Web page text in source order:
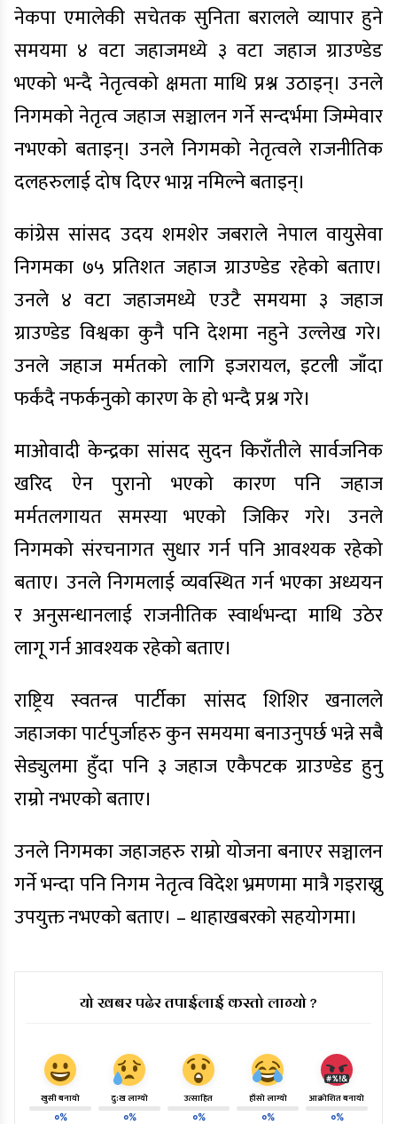
नेकपा एमालेकी सचेतक सुनिता बरालले व्यापार हुने
समयमा ४ वटा जहाजमध्ये ३ वटा जहाज ग्राउण्डेड
भएको भन्दै नेतृत्वको क्षमता माथि प्रश्न उठाइन्। उनले
निगमको नेतृत्व जहाज सञ्चालन गर्ने सन्दर्भमा जिम्मेवार
नभएको बताइन्। उनले निगमको नेतृत्वले राजनीतिक
दलहरुलाई दोष दिएर भाग्न नमिल्ने बताइन्।
कांग्रेस सांसद उदय शमशेर जबराले नेपाल वायुसेवा
निगमका ७५ प्रतिशत जहाज ग्राउण्डेड रहेको बताए।
उनले ४ वटा जहाजमध्ये एउटै समयमा ३ जहाज
ग्राउण्डेड विश्वका कुनै पनि देशमा नहुने उल्लेख गरे।
उनले जहाज मर्मतको लागि इजरायल, इटली जाँदा
फर्कंदै नफर्कनुको कारण के हो भन्दै प्रश्न गरे।
माओवादी केन्द्रका सांसद सुदन किराँतीले सार्वजनिक
खरिद ऐन पुरानो भएको कारण पनि जहाज
मर्मतलगायत समस्या भएको जिकिर गरे। उनले
निगमको संरचनागत सुधार गर्न पनि आवश्यक रहेको
बताए। उनले निगमलाई व्यवस्थित गर्न भएका अध्ययन
र अनुसन्धानलाई राजनीतिक स्वार्थभन्दा माथि उठेर
लागू गर्न आवश्यक रहेको बताए।
राष्ट्रिय स्वतन्त्र पार्टीका सांसद शिशिर खनालले
जहाजका पार्टपुर्जाहरु कुन समयमा बनाउनुपर्छ भन्ने सबै
सेड्युलमा हुँदा पनि ३ जहाज एकैपटक ग्राउण्डेड हुनु
राम्रो नभएको बताए।
उनले निगमका जहाजहरु राम्रो योजना बनाएर सञ्चालन
गर्ने भन्दा पनि निगम नेतृत्व विदेश भ्रमणमा मात्रै गइराख्नु
उपयुक्त नभएको बताए। – थाहाखबरकाे सहयोगमा।
यो खबर पढेर तपाईलाई कस्तो लाग्यो ?
खुसी बनायो
०%
दु:ख लाग्यो
०%
उत्साहित
०%
हाँसो लाग्यो
०%
आक्रोशित बनायो
०%